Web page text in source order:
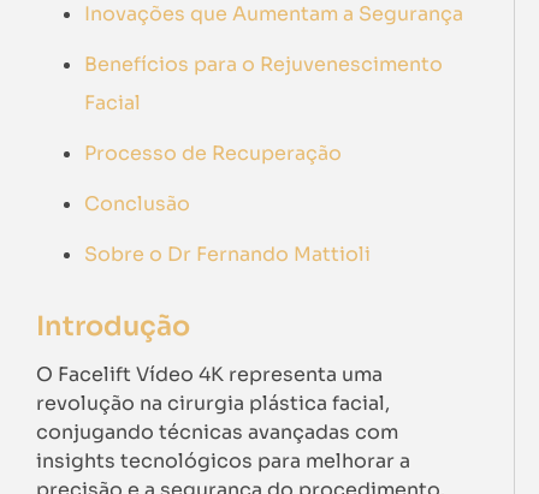
Inovações que Aumentam a Segurança
Benefícios para o Rejuvenescimento
Facial
Processo de Recuperação
Conclusão
Sobre o Dr Fernando Mattioli
Introdução
O Facelift Vídeo 4K representa uma
revolução na cirurgia plástica facial,
conjugando técnicas avançadas com
insights tecnológicos para melhorar a